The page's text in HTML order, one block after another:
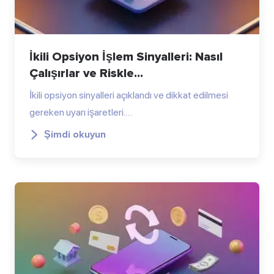
İkili Opsiyon İşlem Sinyalleri: Nasıl
Çalışırlar ve Riskle...
İkili opsiyon sinyalleri açıklandı ve dikkat edilmesi
gereken uyarı işaretleri.…
Şimdi okuyun